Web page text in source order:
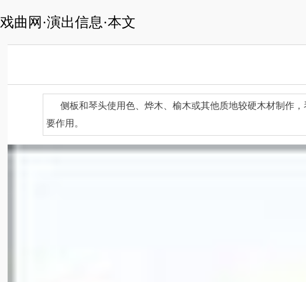
戏曲网·演出信息·本文
侧板和琴头使用色、烨木、榆木或其他质地较硬木材制作
要作用。